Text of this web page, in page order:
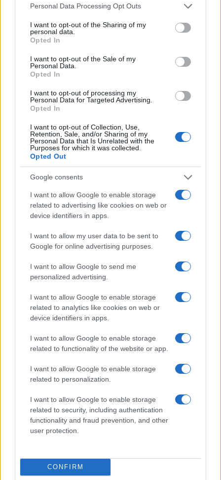
Personal Data Processing Opt Outs
I want to opt-out of the Sharing of my
personal data.
Opted In
I want to opt-out of the Sale of my
Personal Data.
Opted In
I want to opt-out of processing my
Personal Data for Targeted Advertising.
Opted In
I want to opt-out of Collection, Use,
Retention, Sale, and/or Sharing of my
Personal Data that Is Unrelated with the
Purposes for which it was collected.
Opted Out
Google consents
I want to allow Google to enable storage
related to advertising like cookies on web or
device identifiers in apps.
I want to allow my user data to be sent to
Google for online advertising purposes.
I want to allow Google to send me
personalized advertising.
I want to allow Google to enable storage
related to analytics like cookies on web or
device identifiers in apps.
I want to allow Google to enable storage
related to functionality of the website or app.
I want to allow Google to enable storage
related to personalization.
I want to allow Google to enable storage
related to security, including authentication
functionality and fraud prevention, and other
user protection.
CONFIRM
le gravide semplicemente si percepiscono tali, e
allora tutto va a posto, basta smettere di
percepirsi; oppure sono davvero gravide, puoi
anche immaginare che no, puoi rifiutarlo fin che ti
pare, tanto le pance crescono lo stesso, perché la
natura non si preoccupa delle Boldrini, delle Cathi
manichini fintorock in reggicalze, e allora sono
E che ne facciamo di quei bambini in formazione?
Li raschiamo e li gettiamo nel cassonetto? Per la
gioia delle fanatiche che la mattina non si alzano
senza un caffè e un aborto? Per
l’autodeterminazione non si sa di cosa?
L’unica
verità è che è tutta una ipocrisia, stiamo
affogando nell’ipocrisia
esistono “i costrutti”, ma poi si procrea (più o
meno) come sempre; non esistono le donne,
esistono “le persone umane”, ma, se per la
Nazionale di calcio maschile ancora è lecito,
vivaddio, dare degli scarponi a venti calciatori
viziati e incapaci di qualificarsi, per le supposte
donne non azzardatevi: hanno rimediato una
diverse dai colleghi presunti uomini quanto a
spocchia e insofferenza da viziati, ma appena
fiutano una critica prendono a rotolarsi come le
Baccanti di Euripide: ah, come vi permettete,
questo è sessismo, questa è violenza “dentro”,
coi maschi non vi sareste permessi, e poi noi
prendiamo meno soldi. Per i risultati che ottenete,
dovreste rifondere voi il Paese.